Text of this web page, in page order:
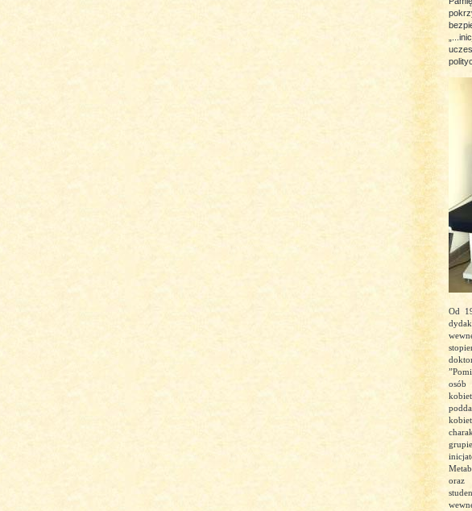
Od
osób
oraz